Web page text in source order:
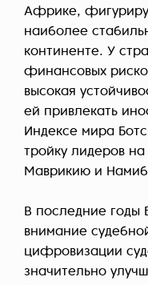
Африке,
наиболее
континенте. У
финансовых
высокая
ей привлекать
Индексе мира
тройку лидеров на
Маврикию и
В последние годы
внимание
цифровизации
значительно